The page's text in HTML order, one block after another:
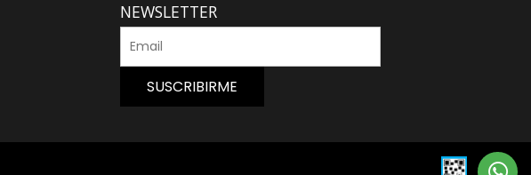
NEWSLETTER
SUSCRIBIRME